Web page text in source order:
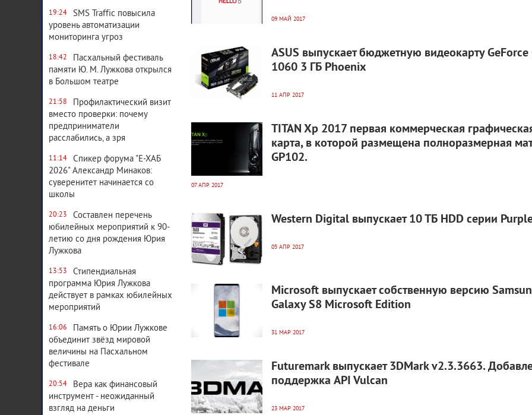
19:24
SMS Traffic повысила
уровень автоматизации
мониторинга угроз
18:42
Пасхальный фестиваль
памяти Ю. М. Лужкова открылся
в Большом театре
21:58
Профилактический визит
вместо проверки: почему
предприниматели
расслабились, а зря
11:14
Спикер форума "Е-ХАБ
2026" Александр Минаков:
суверенитет начинается со
школы
20:23
Составлен перечень
юбилейных мероприятий к 90-
летию со дня рождения Юрия
Лужкова
13:53
Стипендиальная
программа Юрия Лужкова
действует в рамках юбилейных
мероприятий
16:06
Память о Юрии Лужкове
объединит звёзд мировой
величины на Пасхальном
фестивале
20:54
Вера как финансовый
инструмент - неожиданный
взгляд на деньги
09 МАЙ 2017
ASUS выпускает бюджетную видеокарту GeForce
1060 3 ГБ Phoenix
11 АПР 2017
TITAN Xp 2017 первая коммерческая
карта, в которой размещена полноразмерная
GP102.
07 АПР 2017
Western Digital выпускает 10 ТБ HDD серии
05 АПР 2017
Microsoft выпускает собственную версию
Galaxy S8 Microsoft Edition
31 МАР 2017
Futuremark выпускает 3DMark v2.3.3663.
поддержка API Vulcan
23 МАР 2017